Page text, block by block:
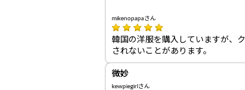
mikenopapaさん
韓国の洋服を購入していますが、
されないことがあります。
微妙
kewpiegirlさん